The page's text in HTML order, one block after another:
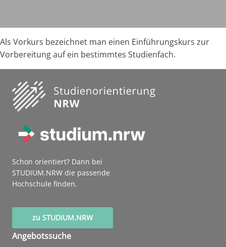
Als Vorkurs bezeichnet man einen Einführungskurs zur
Vorbereitung auf ein bestimmtes Studienfach.
Schon orientiert? Dann bei
STUDIUM.NRW die passende
Hochschule finden.
zu STUDIUM.NRW
Angebotssuche